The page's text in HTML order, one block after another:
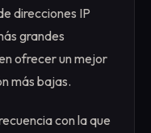
direcciones IP
grandes
ofrecer un mejor
más bajas.
con la que